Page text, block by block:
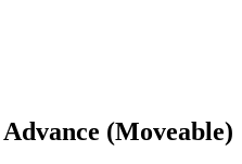
(Moveable)